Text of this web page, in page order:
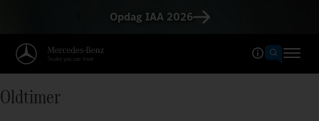
Opdag IAA 2026
Oldtimer